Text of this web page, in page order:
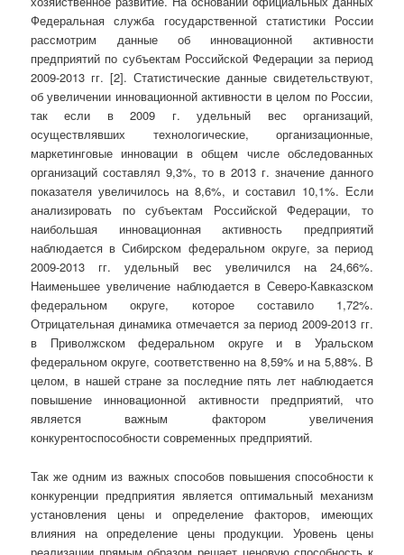
Федеральная служба государственной статистики России
рассмотрим данные об инновационной активности
предприятий по субъектам Российской Федерации за период
2009-2013 гг. [2]. Статистические данные свидетельствуют,
об увеличении инновационной активности в целом по России,
так если в 2009 г. удельный вес организаций,
осуществлявших технологические, организационные,
маркетинговые инновации в общем числе обследованных
организаций составлял 9,3%, то в 2013 г. значение данного
показателя увеличилось на 8,6%, и составил 10,1%. Если
анализировать по субъектам Российской Федерации, то
наибольшая инновационная активность предприятий
наблюдается в Сибирском федеральном округе, за период
2009-2013 гг. удельный вес увеличился на 24,66%.
Наименьшее увеличение наблюдается в Северо-Кавказском
федеральном округе, которое составило 1,72%.
Отрицательная динамика отмечается за период 2009-2013 гг.
в Приволжском федеральном округе и в Уральском
федеральном округе, соответственно на 8,59% и на 5,88%. В
целом, в нашей стране за последние пять лет наблюдается
повышение инновационной активности предприятий, что
является важным фактором увеличения
конкурентоспособности современных предприятий.
Так же одним из важных способов повышения способности к
конкуренции предприятия является оптимальный механизм
установления цены и определение факторов, имеющих
влияния на определение цены продукции. Уровень цены
реализации прямым образом решает ценовую способность к